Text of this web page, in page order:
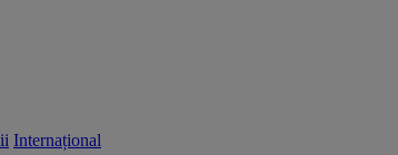
Internațional